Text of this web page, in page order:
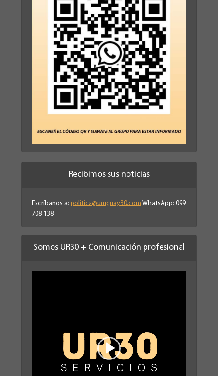
Recibimos sus noticias
Escríbanos a: politica@uruguay30.com WhatsApp: 099
708 138
Somos UR30 + Comunicación profesional